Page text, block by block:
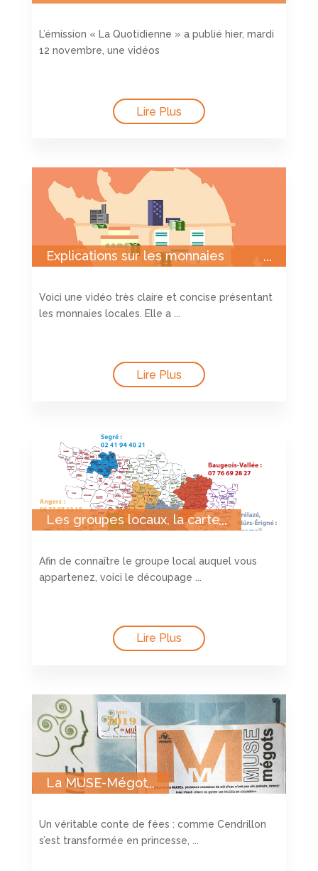
12/11/2019 sur les monnaies
L’émission « La Quotidienne » a publié hier, mardi
12 novembre, une vidéos
Lire Plus
Explications sur les monnaies
locales – vidéo réalisée par
Voici une vidéo très claire et concise présentant
les monnaies locales. Elle a ...
Lire Plus
Les groupes locaux, la carte
Afin de connaître le groupe local auquel vous
appartenez, voici le découpage ...
Lire Plus
La MUSE-Mégot
Un véritable conte de fées : comme Cendrillon
s’est transformée en princesse, ...